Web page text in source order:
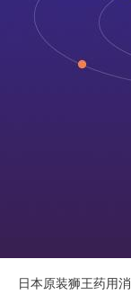
日本原装狮王药用